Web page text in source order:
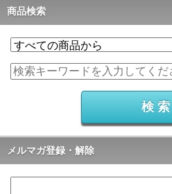
商品検索
メルマガ登録・解除